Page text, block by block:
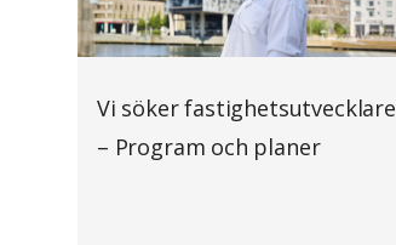
Vi söker fastighetsutvecklare
– Program och planer